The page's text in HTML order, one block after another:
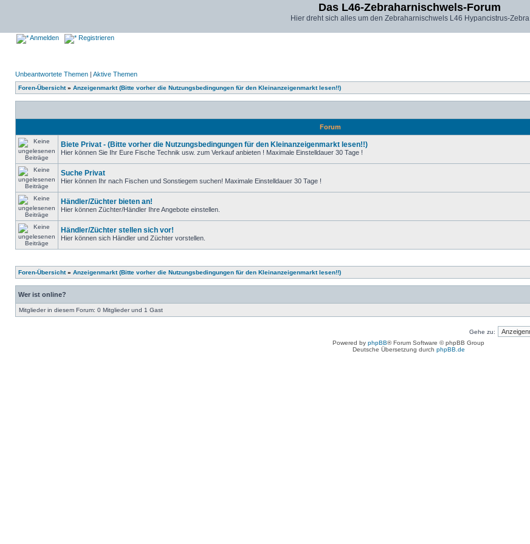
Das L46-Zebraharnischwels-Forum
Hier dreht sich alles um den Zebraharnischwels L46 Hypancistrus-Zebra
Anmelden Registrieren
Unbeantwortete Themen | Aktive Themen
Foren-Übersicht» Anzeigenmarkt (Bitte vorher die Nutzungsbedingungen für den Kleinanzeigenmarkt lesen!!)
Forum
Biete Privat - (Bitte vorher die Nutzungsbedingungen für den Kleinanzeigenmarkt lesen!!)
Hier können Sie Ihr Eure Fische Technik usw. zum Verkauf anbieten ! Maximale Einstelldauer 30 Tage !
Suche Privat
Hier können Ihr nach Fischen und Sonstiegem suchen! Maximale Einstelldauer 30 Tage !
Händler/Züchter bieten an!
Hier können Züchter/Händler Ihre Angebote einstellen.
Händler/Züchter stellen sich vor!
Hier können sich Händler und Züchter vorstellen.
Foren-Übersicht» Anzeigenmarkt (Bitte vorher die Nutzungsbedingungen für den Kleinanzeigenmarkt lesen!!)
Wer ist online?
Mitglieder in diesem Forum: 0 Mitglieder und 1 Gast
Gehe zu:
Powered by phpBB® Forum Software © phpBB Group
Deutsche Übersetzung durch phpBB.de